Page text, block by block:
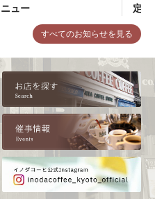
すべてのお知らせを見る
ニュー
定メ